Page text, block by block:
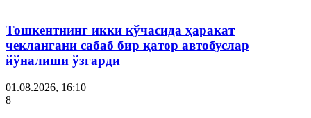
Тошкентнинг икки кўчасида ҳаракат
чеклангани сабаб бир қатор автобуслар
йўналиши ўзгарди
01.08.2026, 16:10
8